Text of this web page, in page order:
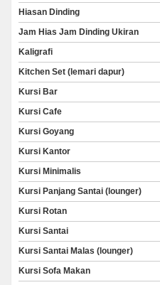
Hiasan Dinding
Jam Hias Jam Dinding Ukiran
Kaligrafi
Kitchen Set (lemari dapur)
Kursi Bar
Kursi Cafe
Kursi Goyang
Kursi Kantor
Kursi Minimalis
Kursi Panjang Santai (lounger)
Kursi Rotan
Kursi Santai
Kursi Santai Malas (lounger)
Kursi Sofa Makan